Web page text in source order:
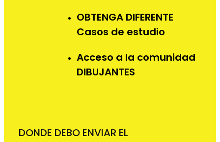
OBTENGA DIFERENTE
Casos de estudio
Acceso a la comunidad
DIBUJANTES
DONDE DEBO ENVIAR EL